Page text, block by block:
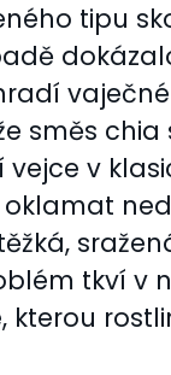
tipu
směs chia
v
tkví v